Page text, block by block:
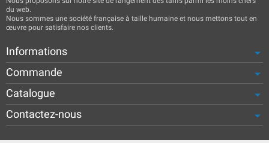
du web.
Nous sommes une société française à taille humaine et nous mettons tout en
œuvre pour satisfaire nos clients.
Informations
Commande
Catalogue
Contactez-nous